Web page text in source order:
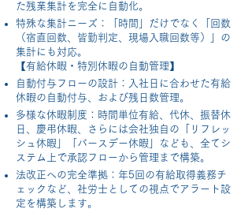
た残業集計を完全に自動化。
特殊な集計ニーズ：「時間」だけでなく「回数
（宿直回数、皆勤判定、現場入職回数等）」の
集計にも対応。
【有給休暇・特別休暇の自動管理】
自動付与フローの設計：入社日に合わせた有給
休暇の自動付与、および残日数管理。
多様な休暇制度：時間単位有給、代休、振替休
日、慶弔休暇、さらには会社独自の「リフレッ
シュ休暇」「バースデー休暇」なども、全てシ
ステム上で承認フローから管理まで構築。
法改正への完全準拠：年5回の有給取得義務チ
ェックなど、社労士としての視点でアラート設
定を構築します。